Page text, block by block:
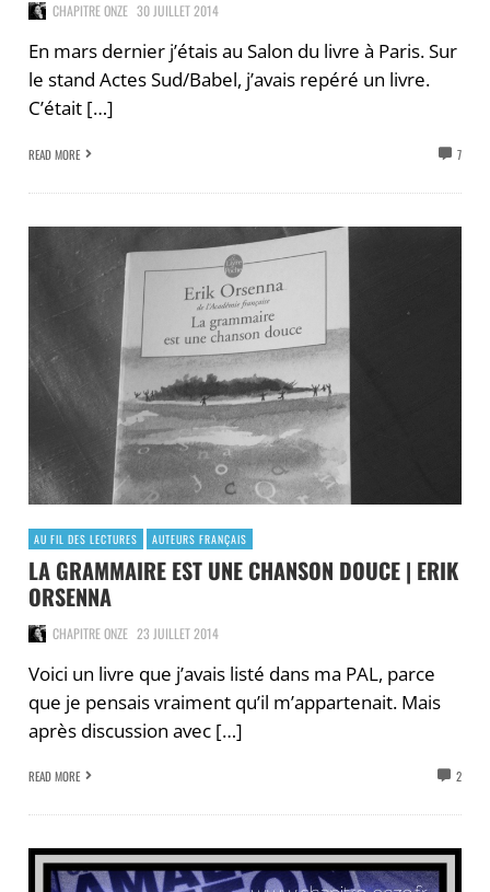
CHAPITRE ONZE 30 JUILLET 2014
En mars dernier j’étais au Salon du livre à Paris. Sur
le stand Actes Sud/Babel, j’avais repéré un livre.
C’était […]
READ MORE 7
AU FIL DES LECTURES AUTEURS FRANÇAIS
LA GRAMMAIRE EST UNE CHANSON DOUCE | ERIK
ORSENNA
CHAPITRE ONZE 23 JUILLET 2014
Voici un livre que j’avais listé dans ma PAL, parce
que je pensais vraiment qu’il m’appartenait. Mais
après discussion avec […]
READ MORE 2